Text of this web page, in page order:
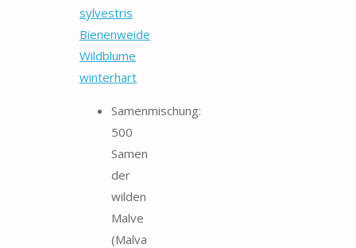
sylvestris
Bienenweide
Wildblume
winterhart
Samenmischung:
500
Samen
der
wilden
Malve
(Malva